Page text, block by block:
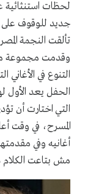
لحظات
جديد للوقوف على
وقدمت مجموعة
التنوع في الأغاني
الحفل يعد الأول
التي اختارت أن
المسرح، في وقت
أغانيه وفي
مش بتاعت الكلام